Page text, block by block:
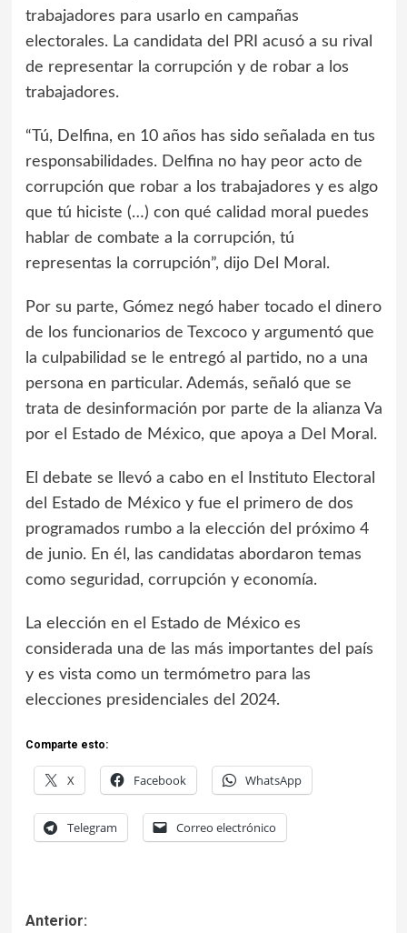
trabajadores para usarlo en campañas
electorales. La candidata del PRI acusó a su rival
de representar la corrupción y de robar a los
trabajadores.
“Tú, Delfina, en 10 años has sido señalada en tus
responsabilidades. Delfina no hay peor acto de
corrupción que robar a los trabajadores y es algo
que tú hiciste (…) con qué calidad moral puedes
hablar de combate a la corrupción, tú
representas la corrupción”, dijo Del Moral.
Por su parte, Gómez negó haber tocado el dinero
de los funcionarios de Texcoco y argumentó que
la culpabilidad se le entregó al partido, no a una
persona en particular. Además, señaló que se
trata de desinformación por parte de la alianza Va
por el Estado de México, que apoya a Del Moral.
El debate se llevó a cabo en el Instituto Electoral
del Estado de México y fue el primero de dos
programados rumbo a la elección del próximo 4
de junio. En él, las candidatas abordaron temas
como seguridad, corrupción y economía.
La elección en el Estado de México es
considerada una de las más importantes del país
y es vista como un termómetro para las
elecciones presidenciales del 2024.
Comparte esto:
X Facebook WhatsApp
Telegram Correo electrónico
Anterior: